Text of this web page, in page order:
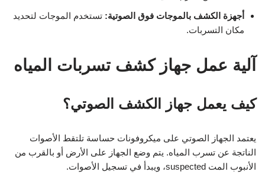
أجهزة الكشف بالموجات فوق الصوتية: تستخدم الموجات لتحديد
مكان التسربات.
آلية عمل جهاز كشف تسربات المياه
كيف يعمل جهاز الكشف الصوتي؟
يعتمد الجهاز الصوتي على ميكروفونات حساسة تلتقط الأصوات
الناتجة عن تسرب المياه. يتم وضع الجهاز على الأرض أو بالقرب من
الأنبوب المت suspected، ويبدأ في تسجيل الأصوات.